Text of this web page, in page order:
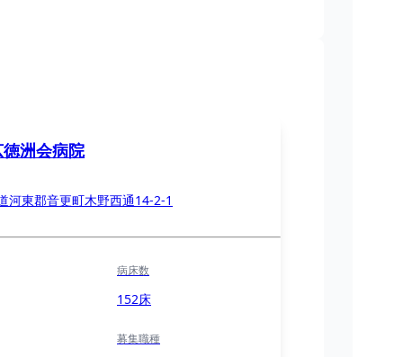
洲会病院
河東郡音更町木野西通14-2-1
病床数
152床
募集職種